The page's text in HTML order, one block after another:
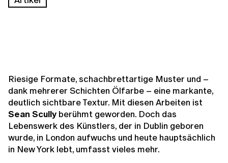
Riesige Formate, schachbrettartige Muster und –
dank mehrerer Schichten Ölfarbe – eine markante,
deutlich sichtbare Textur. Mit diesen Arbeiten ist
Sean Scully berühmt geworden. Doch das
Lebenswerk des Künstlers, der in Dublin geboren
wurde, in London aufwuchs und heute hauptsächlich
in New York lebt, umfasst vieles mehr.